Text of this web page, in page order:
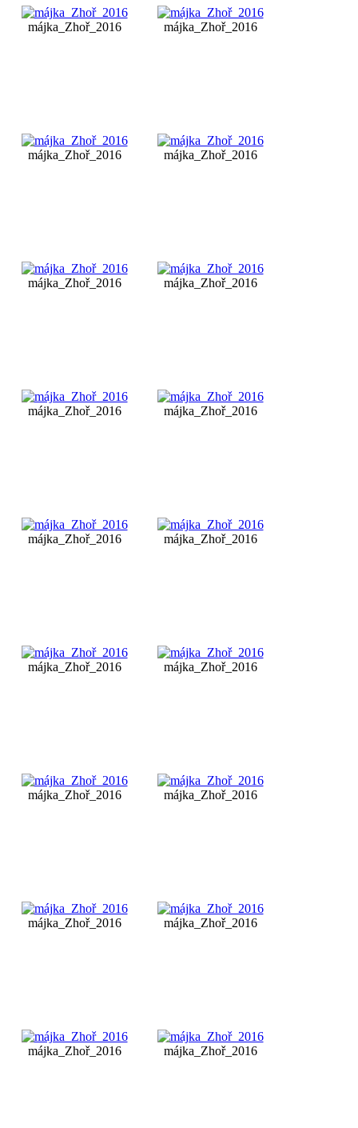
májka_Zhoř_2016 májka_Zhoř_2016
májka_Zhoř_2016 májka_Zhoř_2016
májka_Zhoř_2016 májka_Zhoř_2016
májka_Zhoř_2016 májka_Zhoř_2016
májka_Zhoř_2016 májka_Zhoř_2016
májka_Zhoř_2016 májka_Zhoř_2016
májka_Zhoř_2016 májka_Zhoř_2016
májka_Zhoř_2016 májka_Zhoř_2016
májka_Zhoř_2016 májka_Zhoř_2016